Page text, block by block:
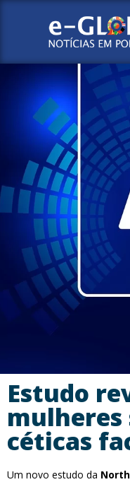
Estudo
mulheres
céticas
Um novo estudo da